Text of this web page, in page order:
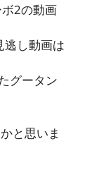
2の動画
逃し動画は
グータン
と思いま